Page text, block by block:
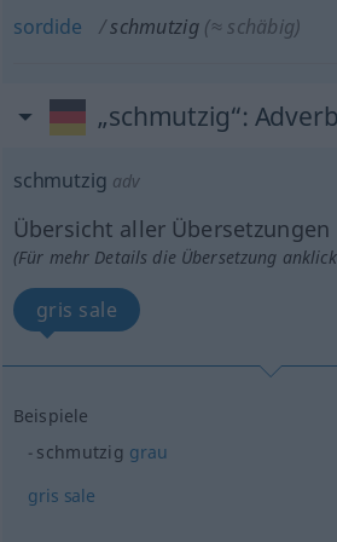
sordide schmutzig (≈ schäbig)
„schmutzig“: Adverb
schmutzig adv
Übersicht aller Übersetzungen
(Für mehr Details die Übersetzung
gris sale
Beispiele
schmutzig grau
gris sale